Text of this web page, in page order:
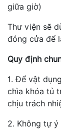
giữa giờ)
Thư viện sẽ
đóng cửa để
Quy định
1. Để vật
chìa khóa tủ
chịu trách
2. Không tự ý